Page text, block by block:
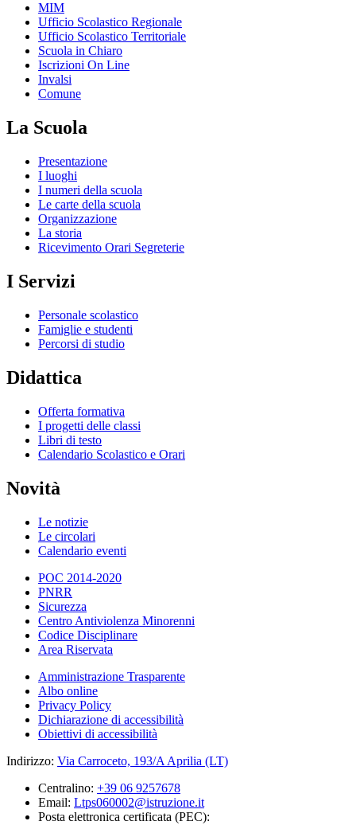
MIM
Ufficio Scolastico Regionale
Ufficio Scolastico Territoriale
Scuola in Chiaro
Iscrizioni On Line
Invalsi
Comune
La Scuola
Presentazione
I luoghi
I numeri della scuola
Le carte della scuola
Organizzazione
La storia
Ricevimento Orari Segreterie
I Servizi
Personale scolastico
Famiglie e studenti
Percorsi di studio
Didattica
Offerta formativa
I progetti delle classi
Libri di testo
Calendario Scolastico e Orari
Novità
Le notizie
Le circolari
Calendario eventi
POC 2014-2020
PNRR
Sicurezza
Centro Antiviolenza Minorenni
Codice Disciplinare
Area Riservata
Amministrazione Trasparente
Albo online
Privacy Policy
Dichiarazione di accessibilità
Obiettivi di accessibilità
Indirizzo: Via Carroceto, 193/A Aprilia (LT)
Centralino: +39 06 9257678
Email: Ltps060002@istruzione.it
Posta elettronica certificata (PEC):